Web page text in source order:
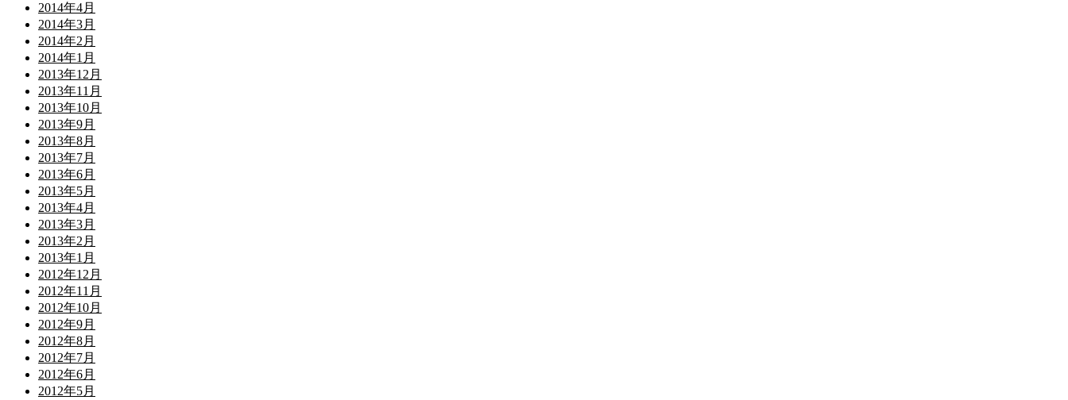
2014年4月
2014年3月
2014年2月
2014年1月
2013年12月
2013年11月
2013年10月
2013年9月
2013年8月
2013年7月
2013年6月
2013年5月
2013年4月
2013年3月
2013年2月
2013年1月
2012年12月
2012年11月
2012年10月
2012年9月
2012年8月
2012年7月
2012年6月
2012年5月